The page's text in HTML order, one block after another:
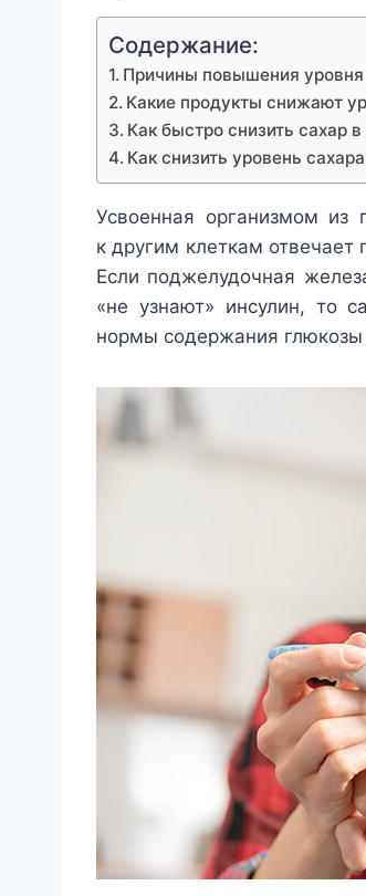
Содержание:
Причины повышения уровня
Какие продукты снижают
Как быстро снизить сахар
Как снизить уровень
Усвоенная организмом из
к другим клеткам отвечает
Если поджелудочная
«не узнают» инсулин, то
нормы содержания глюкозы